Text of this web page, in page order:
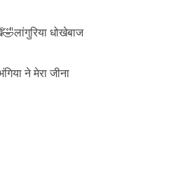
धोखेबाज
ने मेरा जीना